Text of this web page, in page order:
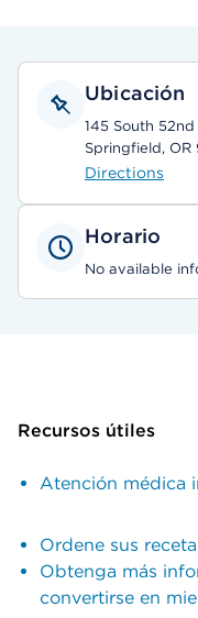
Ubicación
145 South 52nd
Springfield, OR
Directions
Horario
No available
Recursos útiles
Atención médica
Ordene sus
Obtenga más
convertirse en